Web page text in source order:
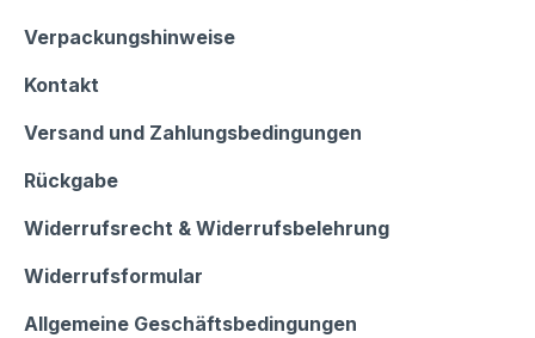
Shop Service
Verpackungshinweise
Kontakt
Versand und Zahlungsbedingungen
Rückgabe
Widerrufsrecht & Widerrufsbelehrung
Widerrufsformular
Allgemeine Geschäftsbedingungen